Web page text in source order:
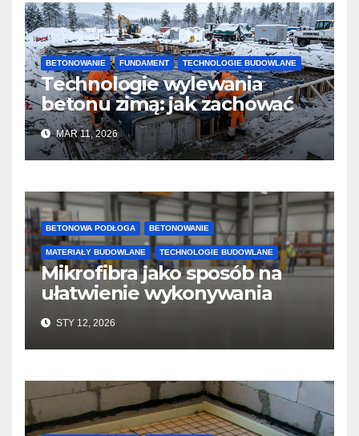
BETONOWANIE FUNDAMENT TECHNOLOGIE BUDOWLANE
Technologie wylewania
betonu zimą: jak zachować
jakość i przyspieszyć
twardnienie
MAR 11, 2026
BETONOWA PODŁOGA BETONOWANIE
MATERIAŁY BUDOWLANE TECHNOLOGIE BUDOWLANE
Mikrofibra jako sposób na
ułatwienie wykonywania
posadzek betonowych i
konstrukcji
STY 12, 2026